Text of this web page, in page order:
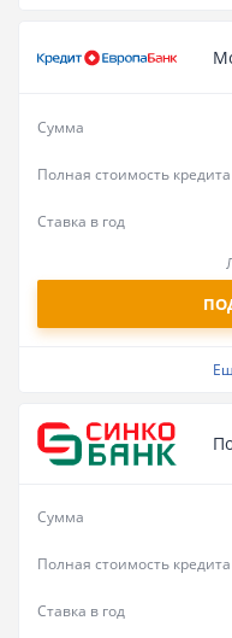
Сумма
Полная стоимость кредита
Ставка в год
Сумма
Полная стоимость кредита
Ставка в год